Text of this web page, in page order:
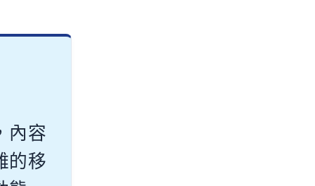
內容
的移